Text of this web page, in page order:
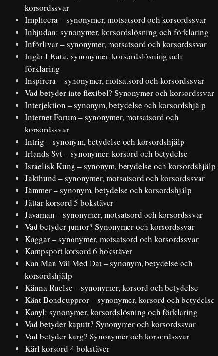
korsordssvar
Implicera – synonymer, motsatsord och korsordssvar
Inbjudan: synonymer, korsordslösning och förklaring
Införlivar – synonymer, motsatsord och korsordssvar
Ingår I Kata: synonymer, korsordslösning och
förklaring
Inspirera – synonymer, motsatsord och korsordssvar
Vad betyder inte flexibel? Synonymer och korsordssvar
Interjektion – synonym, betydelse och korsordshjälp
Internet Forum – synonymer, motsatsord och
korsordssvar
Intrig – synonym, betydelse och korsordshjälp
Irlands Svt – synonymer, korsord och betydelse
Israelisk Kung – synonym, betydelse och korsordshjälp
Jakthund – synonymer, motsatsord och korsordssvar
Jämmer – synonym, betydelse och korsordshjälp
Jättar korsord 5 bokstäver
Javaman – synonymer, motsatsord och korsordssvar
Vad betyder junior? Synonymer och korsordssvar
Kaggar – synonymer, motsatsord och korsordssvar
Kampsport korsord 6 bokstäver
Kan Man Väl Med Dat – synonym, betydelse och
korsordshjälp
Känna Ruelse – synonymer, korsord och betydelse
Känt Bondeuppror – synonymer, korsord och betydelse
Kanyl: synonymer, korsordslösning och förklaring
Vad betyder kaputt? Synonymer och korsordssvar
Vad betyder karg? Synonymer och korsordssvar
Kärl korsord 4 bokstäver